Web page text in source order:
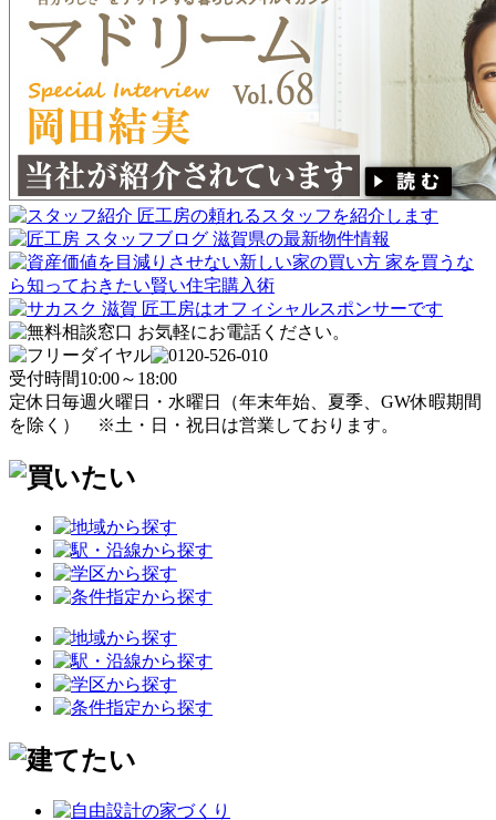
受付時間10:00～18:00
定休日 毎週火曜日・水曜日
（年末年始、夏季、GW休暇期間
を除く）
※土・日・祝日は営業しております。